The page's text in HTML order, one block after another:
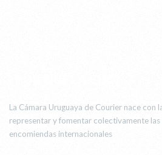
La Cámara Uruguaya de Courier nace con
representar y fomentar colectivamente
encomiendas internacionales